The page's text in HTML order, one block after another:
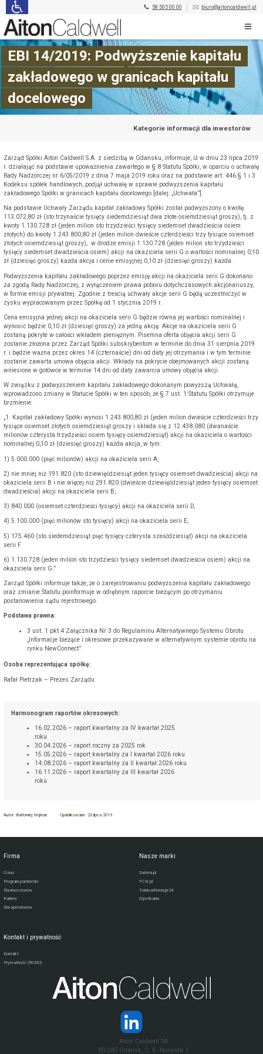
58 505 00 00 biuro@aitoncaldwell.pl
EBI 14/2019: Podwyższenie kapitału
zakładowego w granicach kapitału
docelowego
Kategorie informacji dla inwestorów
Zarząd Spółki Aiton Caldwell S.A. z siedzibą w Gdańsku, informuje, iż w dniu 23 lipca 2019
r. działając na podstawie upoważnienia zawartego w § 8 Statutu Spółki, w oparciu o uchwałę
Rady Nadzorczej nr 6/05/2019 z dnia 7 maja 2019 roku oraz na podstawie art. 446 § 1 i 3
Kodeksu spółek handlowych, podjął uchwałę w sprawie podwyższenia kapitału
zakładowego Spółki w granicach kapitału docelowego [dalej: „Uchwała”].
Na podstawie Uchwały Zarządu kapitał zakładowy Spółki został podwyższony o kwotę
113.072,80 zł (sto trzynaście tysięcy siedemdziesiąt dwa złote osiemdziesiąt groszy), tj. z
kwoty 1.130.728 zł (jeden milion sto trzydzieści tysięcy siedemset dwadzieścia osiem
złotych) do kwoty 1.243.800,80 zł (jeden milion dwieście czterdzieści trzy tysiące osiemset
złotych osiemdziesiąt groszy), w drodze emisji 1.130.728 (jeden milion sto trzydzieści
tysięcy siedemset dwadzieścia osiem) akcji na okaziciela serii G o wartości nominalnej 0,10
zł (dziesięć groszy) każda akcja i cenie emisyjnej 0,10 zł (dziesięć groszy) każda.
Podwyższenia kapitału zakładowego poprzez emisję akcji na okaziciela serii G dokonano
za zgodą Rady Nadzorczej, z wyłączeniem prawa poboru dotychczasowych akcjonariuszy,
w formie emisji prywatnej. Zgodnie z treścią uchwały akcje serii G będą uczestniczyć w
zysku wypracowanym przez Spółkę od 1 stycznia 2019 r.
Cena emisyjna jednej akcji na okaziciela serii G będzie równa jej wartości nominalnej i
wynosić będzie 0,10 zł (dziesięć groszy) za jedną akcję. Akcje na okaziciela serii G
zostaną pokryte w całości wkładem pieniężnym. Pisemna oferta objęcia akcji serii G
zostanie złożona przez Zarząd Spółki subskrybentom w terminie do dnia 31 sierpnia 2019
r. i będzie ważna przez okres 14 (czternaście) dni od daty jej otrzymania i w tym terminie
zostanie zawarta umowa objęcia akcji. Wkłady na pokrycie obejmowanych akcji zostaną
wniesione w gotówce w terminie 14 dni od daty zawarcia umowy objęcia akcji.
W związku z podwyższeniem kapitału zakładowego dokonanym powyższą Uchwałą,
wprowadzono zmiany w Statucie Spółki w ten sposób, że § 7 ust. 1 Statutu Spółki otrzymuje
brzmienie:
„1. Kapitał zakładowy Spółki wynosi 1.243.800,80 zł (jeden milion dwieście czterdzieści trzy
tysiące osiemset złotych osiemdziesiąt groszy i składa się z 12.438.080 (dwanaście
milionów czterysta trzydzieści osiem tysięcy osiemdziesiąt) akcji na okaziciela o wartości
nominalnej 0,10 zł (dziesięć groszy) każda akcja, w tym:
1) 5.000.000 (pięć milionów) akcji na okaziciela serii A,
2) nie mniej niż 191.820 (sto dziewięćdziesiąt jeden tysięcy osiemset dwadzieścia) akcji na
okaziciela serii B i nie więcej niż 291.820 (dwieście dziewięćdziesiąt jeden tysięcy osiemset
dwadzieścia) akcji na okaziciela serii B,
3) 840.000 (osiemset czterdzieści tysięcy) akcji na okaziciela serii D,
4) 5.100.000 (pięć milionów sto tysięcy) akcji na okaziciela serii E,
5) 175.460 (sto siedemdziesiąt pięć tysięcy czterysta sześćdziesiąt) akcji na okaziciela
serii F
6) 1.130.728 (jeden milion sto trzydzieści tysięcy siedemset dwadzieścia osiem) akcji na
okaziciela serii G.”
Zarząd Spółki informuje także, że o zarejestrowaniu podwyższenia kapitału zakładowego
oraz zmianie Statutu poinformuje w odrębnym raporcie bieżącym po otrzymaniu
postanowienia sądu rejestrowego.
Podstawa prawna:
3 ust. 1 pkt 4 Załącznika Nr 3 do Regulaminu Alternatywnego Systemu Obrotu
„Informacje bieżące i okresowe przekazywane w alternatywnym systemie obrotu na
rynku NewConnect”.
Osoba reprezentująca spółkę:
Rafał Pietrzak – Prezes Zarządu
Harmonogram raportów okresowych:
16.02.2026 – raport kwartalny za IV kwartał 2025
roku
30.04.2026 – raport roczny za 2025 rok
15.05.2026 – raport kwartalny za I kwartał 2026 roku
14.08.2026 – raport kwartalny za II kwartał 2026 roku
16.11.2026 – raport kwartalny za III kwartał 2026
roku
Autor: Barłomiej Nejman Opublikowane: 23 lipca 2019
Firma
O nas
Program partnerski
Dla inwestorów
Kariera
Dla operatorów
Nasze marki
Datera.pl
FCN.pl
Telekonferencje24
iSpotkania
Kontakt i prywatność
Kontakt
Prywatność (RODO)
Aiton Caldwell SA
80-280 Gdańsk, C. K. Norwida 1